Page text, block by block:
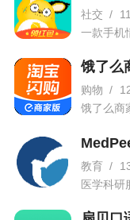
社交 /
一款手机
饿了么
购物 /
饿了么商
教育 /
医学科研